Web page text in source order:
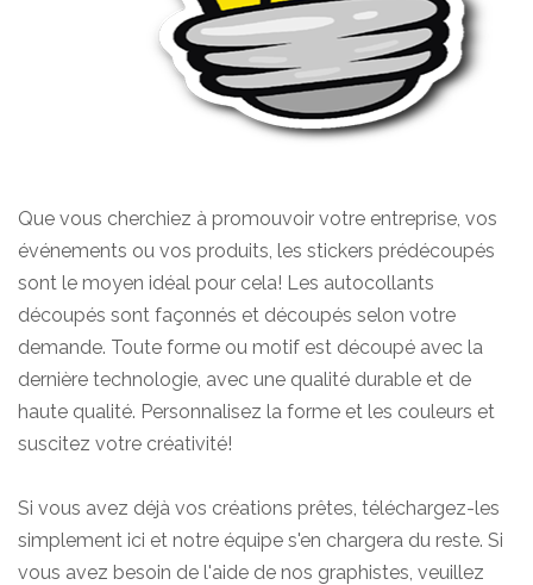
Que vous cherchiez à promouvoir votre entreprise, vos
événements ou vos produits, les stickers prédécoupés
sont le moyen idéal pour cela! Les autocollants
découpés sont façonnés et découpés selon votre
demande. Toute forme ou motif est découpé avec la
dernière technologie, avec une qualité durable et de
haute qualité. Personnalisez la forme et les couleurs et
suscitez votre créativité!
Si vous avez déjà vos créations prêtes, téléchargez-les
simplement ici et notre équipe s'en chargera du reste. Si
vous avez besoin de l'aide de nos graphistes, veuillez